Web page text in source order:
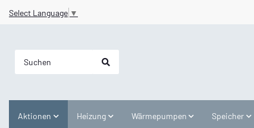
Select Language ▼
Aktionen Heizung Wärmepumpen Speicher